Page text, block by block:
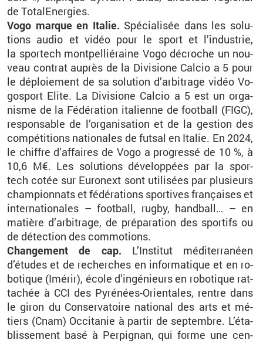
de To­ta­lE­ner­gies.
Vogo marque en Ita­lie. Spé­cia­li­sée dans les so­lu­
tions audio et vidéo pour le sport et l’in­dus­trie,
la spor­tech mont­pel­lié­raine Vogodé­croche un nou­
veau contrat au­près de la Di­vi­sione Cal­cio a 5 pour
le dé­ploie­ment de sa so­lu­tion d’ar­bi­trage vidéo Vo­
go­sport Elite. La Di­vi­sione Cal­cio a 5 est un or­ga­
nisme de la Fé­dé­ra­tion ita­lienne de foot­ball (FIGC),
res­pon­sable de l’or­ga­ni­sa­tion et de la ges­tion des
com­pé­ti­tions na­tio­nales de fut­sal en Ita­lie. En 2024,
le chiffre d’af­faires de Vogoa pro­gressé de 10 %, à
10,6 M€. Les so­lu­tions dé­ve­lop­pées par la spor­
tech cotée sur Eu­ro­next sont uti­li­sées par plu­sieurs
cham­pion­nats et fé­dé­ra­tions spor­tives fran­çaises et
in­ter­na­tio­nales – foot­ball, rugby, hand­ball… – en
ma­tière d’ar­bi­trage, de pré­pa­ra­tion des spor­tifs ou
de dé­tec­tion des com­mo­tions.
Chan­ge­ment de cap. L’Ins­ti­tut mé­di­ter­ra­néen
d’études et de re­cherches en in­for­ma­tique et en ro­
bo­tique (Imé­rir), école d’in­gé­nieurs en ro­bo­tique rat­
ta­chée à CCI des Py­ré­nées-Orien­tales, rentre dans
le giron du Conser­va­toire na­tio­nal des arts et mé­
tiers (Cnam) Oc­ci­ta­nie à par­tir de sep­tembre. L’éta­
blis­se­ment basé à Per­pi­gnan, qui forme une cen­